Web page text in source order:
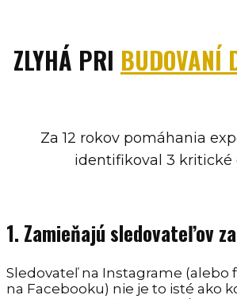
ZLYHÁ PRI BUDOVANÍ
Za 12 rokov pomáhania
identifikoval 3 kritické
1. Zamieňajú sledovateľov
Sledovateľ na Instagrame (alebo
na Facebooku) nie je to isté ako